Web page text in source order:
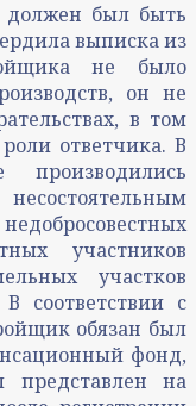
должен был быть
выписка из
не было
он не
в том
ответчика. В
участников
участков
соответствии с
обязан был
фонд,
на